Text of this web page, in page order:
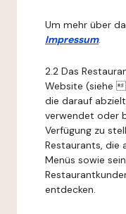
Um mehr über
Impressum.
2.2 Das
Website (siehe
die darauf
verwendet oder
Verfügung zu
Restaurants, die
Menüs sowie
entdecken.